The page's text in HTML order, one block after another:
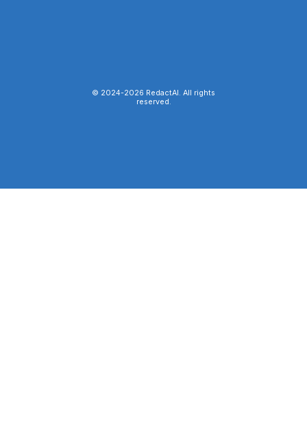
© 2024-2026 RedactAI. All rights
reserved.